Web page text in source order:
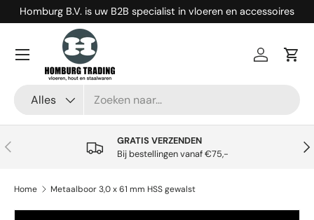
Ga naar inhoud
Homburg B.V. is uw B2B specialist in vloeren en accessoires
Alles
Inloggen
Menu
Vorige
GRATIS VERZENDEN
Bij bestellingen vanaf €75,-
Home Metaalboor 3,0 x 61 mm HSS gewalst